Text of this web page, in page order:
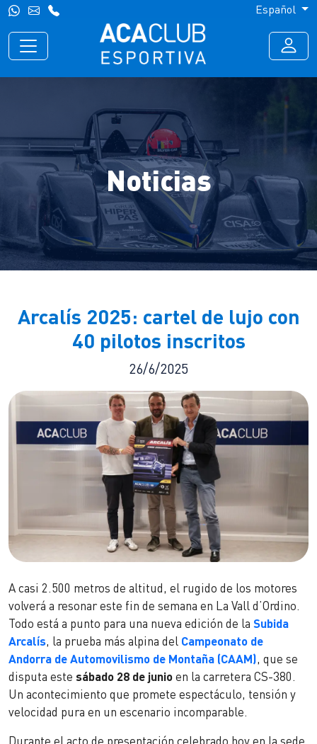
Español
Noticias
Arcalís 2025: cartel de lujo con
40 pilotos inscritos
26/6/2025
A casi 2.500 metros de altitud, el rugido de los motores
volverá a resonar este fin de semana en La Vall d’Ordino.
Todo está a punto para una nueva edición de la Subida
Arcalís, la prueba más alpina del Campeonato de
Andorra de Automovilismo de Montaña (CAAM), que se
disputa este sábado 28 de junioen la carretera CS-380.
Un acontecimiento que promete espectáculo, tensión y
velocidad pura en un escenario incomparable.
Durante el acto de presentación celebrado hoy en la sede